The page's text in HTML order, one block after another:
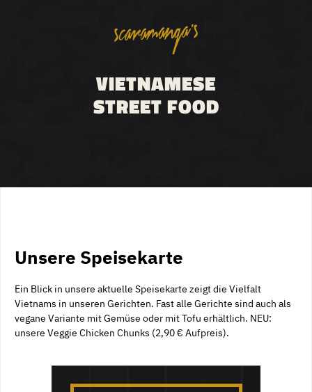
VIETNAMESE
STREET FOOD
Unsere Speisekarte
Ein Blick in unsere aktuelle Speisekarte zeigt die Vielfalt
Vietnams in unseren Gerichten. Fast alle Gerichte sind auch als
vegane Variante mit Gemüse oder mit Tofu erhältlich. NEU:
unsere Veggie Chicken Chunks (2,90 € Aufpreis).